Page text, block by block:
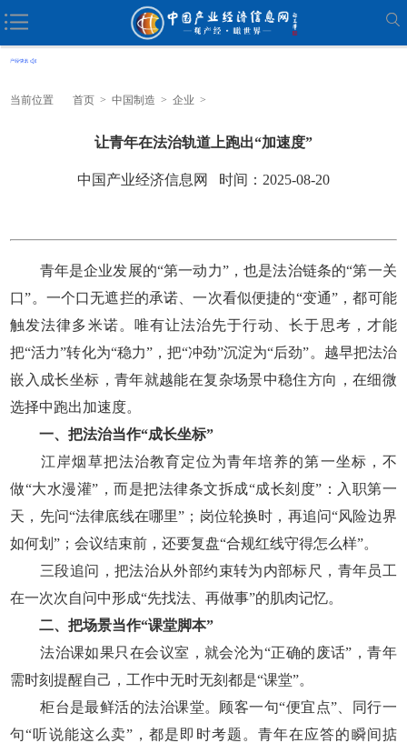
当前位置 首页 > 中国制造 > 企业 >
让青年在法治轨道上跑出“加速度”
中国产业经济信息网 时间：2025-08-20
青年是企业发展的“第一动力”，也是法治链条的“第一关
口”。一个口无遮拦的承诺、一次看似便捷的“变通”，都可能
触发法律多米诺。唯有让法治先于行动、长于思考，才能
把“活力”转化为“稳力”，把“冲劲”沉淀为“后劲”。越早把法治
嵌入成长坐标，青年就越能在复杂场景中稳住方向，在细微
选择中跑出加速度。
一、把法治当作“成长坐标”
江岸烟草把法治教育定位为青年培养的第一坐标，不
做“大水漫灌”，而是把法律条文拆成“成长刻度”：入职第一
天，先问“法律底线在哪里”；岗位轮换时，再追问“风险边界
如何划”；会议结束前，还要复盘“合规红线守得怎么样”。
三段追问，把法治从外部约束转为内部标尺，青年员工
在一次次自问中形成“先找法、再做事”的肌肉记忆。
二、把场景当作“课堂脚本”
法治课如果只在会议室，就会沦为“正确的废话”，青年
需时刻提醒自己，工作中无时无刻都是“课堂”。
柜台是最鲜活的法治课堂。顾客一句“便宜点”、同行一
句“听说能这么卖”，都是即时考题。青年在应答的瞬间掂